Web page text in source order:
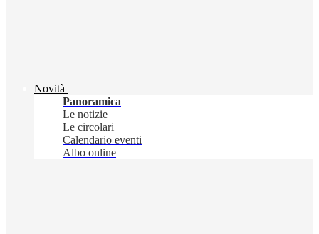
Novità
Panoramica
Le notizie
Le circolari
Calendario eventi
Albo online